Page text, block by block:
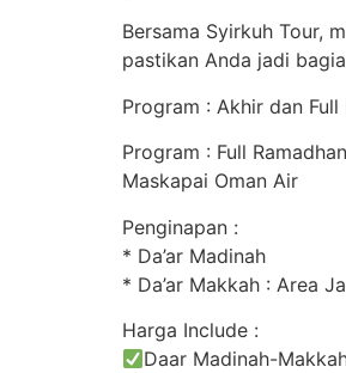
Bersama Syirkuh Tour,
pastikan Anda jadi
Program : Akhir dan
Program : Full
Maskapai Oman Air
Penginapan :
* Da’ar Madinah
* Da’ar Makkah : Area
Harga Include :
Daar Madinah-